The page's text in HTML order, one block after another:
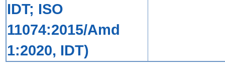
IDT; ISO
11074:2015/Amd
1:2020, IDT)